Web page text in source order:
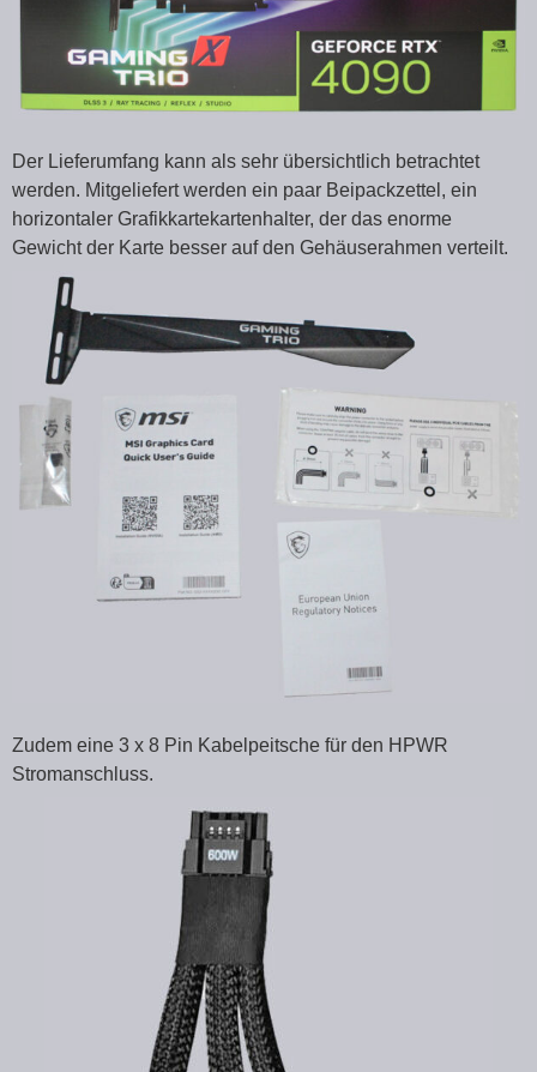
Der Lieferumfang kann als sehr übersichtlich betrachtet
werden. Mitgeliefert werden ein paar Beipackzettel, ein
horizontaler Grafikkartekartenhalter, der das enorme
Gewicht der Karte besser auf den Gehäuserahmen verteilt.
Zudem eine 3 x 8 Pin Kabelpeitsche für den HPWR
Stromanschluss.